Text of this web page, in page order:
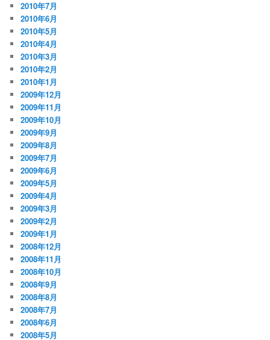
2010年7月
2010年6月
2010年5月
2010年4月
2010年3月
2010年2月
2010年1月
2009年12月
2009年11月
2009年10月
2009年9月
2009年8月
2009年7月
2009年6月
2009年5月
2009年4月
2009年3月
2009年2月
2009年1月
2008年12月
2008年11月
2008年10月
2008年9月
2008年8月
2008年7月
2008年6月
2008年5月